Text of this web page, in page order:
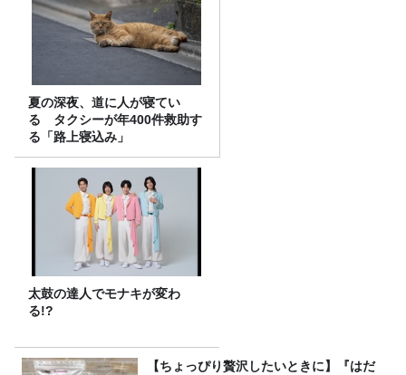
夏の深夜、道に人が寝てい
る タクシーが年400件救助す
る「路上寝込み」
太鼓の達人でモナキが変わ
る!?
【ちょっぴり贅沢したいときに】『はだ